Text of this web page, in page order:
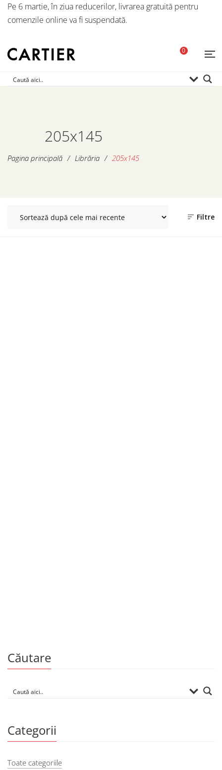
Pe 6 martie, în ziua reducerilor, livrarea gratuită pentru
comenzile online va fi suspendată.
0
205x145
Pagina principală / Librăria / 205x145
Filtre
Căutare
Categorii
Toate categoriile